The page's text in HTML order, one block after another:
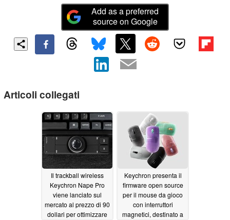
Add as a preferred
source on Google
Articoli collegati
Il trackball wireless
Keychron Nape Pro
viene lanciato sul
mercato al prezzo di 90
dollari per ottimizzare
Keychron presenta il
firmware open source
per il mouse da gioco
con interruttori
magnetici, destinato a